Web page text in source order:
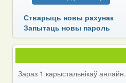
Стварыць новы рахунак
Запытаць новы пароль
Зараз 1 карыстальнікаў анлайн.